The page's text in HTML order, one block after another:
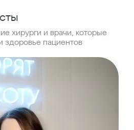
хирурги и врачи, которые
здоровье пациентов